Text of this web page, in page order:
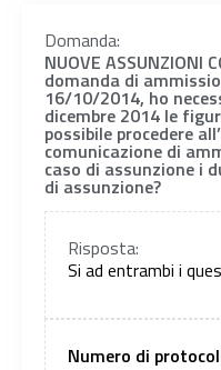
Domanda:
NUOVE ASSUNZIONI
domanda di
16/10/2014, ho
dicembre 2014 le
possibile procedere
comunicazione di
caso di assunzione i
di assunzione?
Risposta:
Si ad entrambi i
Numero di